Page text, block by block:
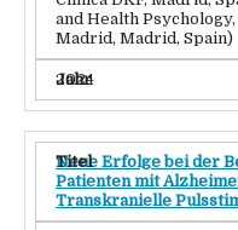
and Health
Madrid, Madrid, Spain)
2024
Neue Erfolge bei der
Patienten mit
Transkranielle